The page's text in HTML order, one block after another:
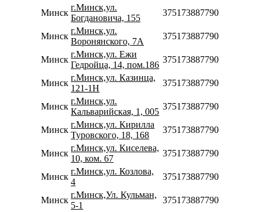
Минск
г.Минск,ул.
Богдановича, 155
375173887790
Минск
г.Минск,ул.
Воронянского, 7А
375173887790
Минск
г.Минск,ул. Ежи
Гедройца, 14, пом.186
375173887790
Минск
г.Минск,ул. Казинца,
121-1Н
375173887790
Минск
г.Минск,ул.
Кальварийская, 1, 005
375173887790
Минск
г.Минск,ул. Кирилла
Туровского, 18, 168
375173887790
Минск
г.Минск,ул. Киселева,
10, ком. 67
375173887790
Минск
г.Минск,ул. Козлова,
4
375173887790
Минск
г.Минск,Ул. Кульман,
5-1
375173887790